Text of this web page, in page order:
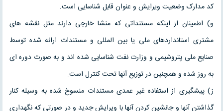
کد مدارک وضعیت ویرایش و عنوان قابل شناسایی است.
و) اطمینان از اینکه مستنداتی که منشا خارجی دارند مثل نقشه های
مشتری استانداردهای ملی یا بین المللی و مستندات ارائه شده توسط
صنایع ملی پتروشیمی و وزارت نفت شناسایی شده اند و به صورت دوره ای
به روز شده و همچنین در توزیع آنها تحت کنترل است.
ز) پیشگیری از استفاده غیر عمدی مستندات منسوخ شده به وسیله کنار
گذاشتن آنها و جانشین کردن آنها با ویرایش جدید و در صورتی که نگهداری